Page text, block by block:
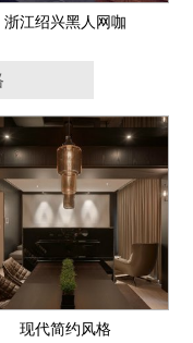
浙江绍兴黑人网咖
现代简约风格